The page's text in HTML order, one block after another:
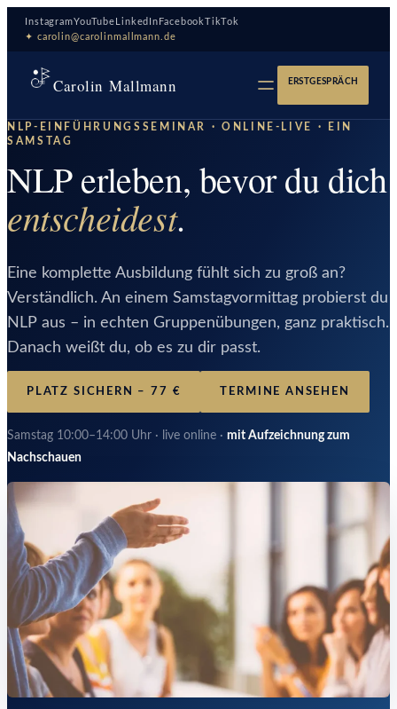
Zum
Inhalt
InstagramYouTube LinkedIn FacebookTikTok
✦ carolin@carolinmallmann.de
Carolin Mallmann ERSTGESPRÄCH
NLP-EINFÜHRUNGSSEMINAR · ONLINE-LIVE · EIN
SAMSTAG
NLP erleben, bevor du dich
entscheidest.
Eine komplette Ausbildung fühlt sich zu groß an?
Verständlich. An einem Samstagvormittag probierst du
NLP aus – in echten Gruppenübungen, ganz praktisch.
Danach weißt du, ob es zu dir passt.
PLATZ SICHERN – 77 € TERMINE ANSEHEN
Samstag 10:00–14:00 Uhr · live online · mit Aufzeichnung zum
Nachschauen